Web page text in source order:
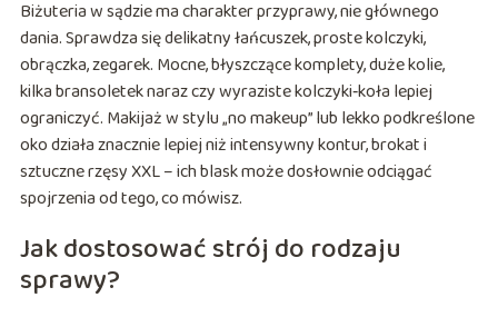
Biżuteria w sądzie ma charakter przyprawy, nie głównego
dania. Sprawdza się delikatny łańcuszek, proste kolczyki,
obrączka, zegarek. Mocne, błyszczące komplety, duże kolie,
kilka bransoletek naraz czy wyraziste kolczyki‑koła lepiej
ograniczyć. Makijaż w stylu „no makeup” lub lekko podkreślone
oko działa znacznie lepiej niż intensywny kontur, brokat i
sztuczne rzęsy XXL – ich blask może dosłownie odciągać
spojrzenia od tego, co mówisz.
Jak dostosować strój do rodzaju
sprawy?